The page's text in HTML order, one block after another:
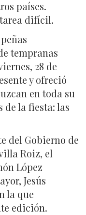
países.
difícil.
tempranas
28 de
y ofreció
en toda su
la fiesta: las
del Gobierno de
Roiz, el
López
Jesús
la que
edición.